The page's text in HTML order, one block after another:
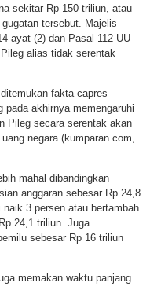
sekitar Rp 150 triliun, atau
tersebut. Majelis
ayat (2) dan Pasal 112 UU
alias tidak serentak
fakta capres
akhirnya memengaruhi
Pileg secara serentak akan
negara (kumparan.com,
mahal dibandingkan
anggaran sebesar Rp 24,8
3 persen atau bertambah
24,1 triliun. Juga
sebesar Rp 16 triliun
memakan waktu panjang